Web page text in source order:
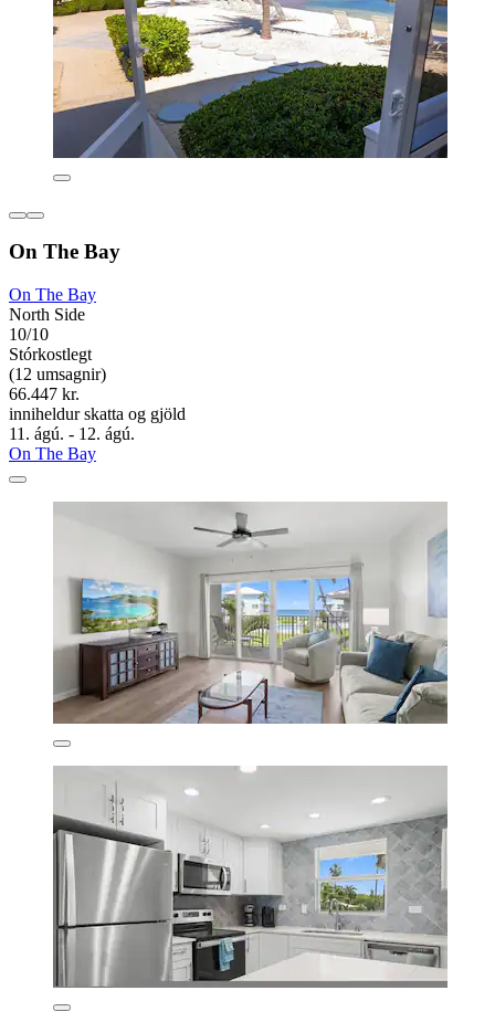
On The Bay
On The Bay
North Side
10/10
Stórkostlegt
(12 umsagnir)
66.447 kr.
inniheldur skatta og gjöld
11. ágú. - 12. ágú.
On The Bay